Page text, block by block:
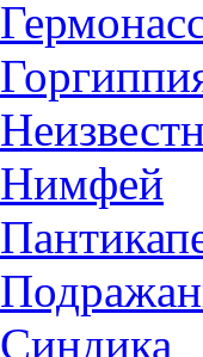
Нимфей
Синдика